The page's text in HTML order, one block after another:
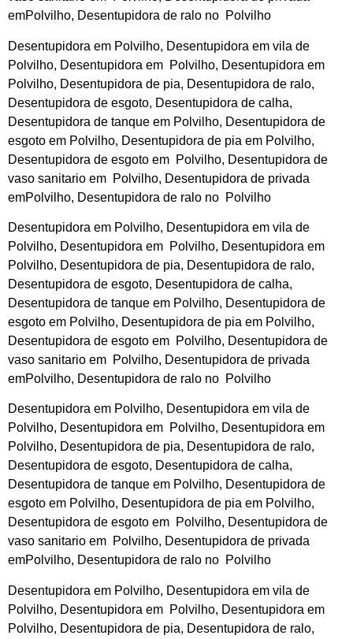
emPolvilho, Desentupidora de ralo no Polvilho
Desentupidora em Polvilho, Desentupidora em vila de
Polvilho, Desentupidora em Polvilho, Desentupidora em
Polvilho, Desentupidora de pia, Desentupidora de ralo,
Desentupidora de esgoto, Desentupidora de calha,
Desentupidora de tanque em Polvilho, Desentupidora de
esgoto em Polvilho, Desentupidora de pia em Polvilho,
Desentupidora de esgoto em Polvilho, Desentupidora de
vaso sanitario em Polvilho, Desentupidora de privada
emPolvilho, Desentupidora de ralo no Polvilho
Desentupidora em Polvilho, Desentupidora em vila de
Polvilho, Desentupidora em Polvilho, Desentupidora em
Polvilho, Desentupidora de pia, Desentupidora de ralo,
Desentupidora de esgoto, Desentupidora de calha,
Desentupidora de tanque em Polvilho, Desentupidora de
esgoto em Polvilho, Desentupidora de pia em Polvilho,
Desentupidora de esgoto em Polvilho, Desentupidora de
vaso sanitario em Polvilho, Desentupidora de privada
emPolvilho, Desentupidora de ralo no Polvilho
Desentupidora em Polvilho, Desentupidora em vila de
Polvilho, Desentupidora em Polvilho, Desentupidora em
Polvilho, Desentupidora de pia, Desentupidora de ralo,
Desentupidora de esgoto, Desentupidora de calha,
Desentupidora de tanque em Polvilho, Desentupidora de
esgoto em Polvilho, Desentupidora de pia em Polvilho,
Desentupidora de esgoto em Polvilho, Desentupidora de
vaso sanitario em Polvilho, Desentupidora de privada
emPolvilho, Desentupidora de ralo no Polvilho
Desentupidora em Polvilho, Desentupidora em vila de
Polvilho, Desentupidora em Polvilho, Desentupidora em
Polvilho, Desentupidora de pia, Desentupidora de ralo,